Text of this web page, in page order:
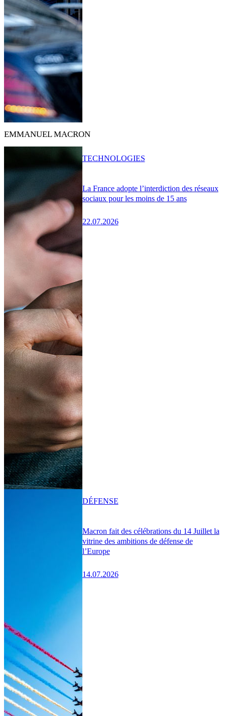
EMMANUEL MACRON
La France adopte l’interdiction des réseaux
sociaux pour les moins de 15 ans
22.07.2026
TECHNOLOGIES
Macron fait des célébrations du 14 Juillet la
vitrine des ambitions de défense de
l’Europe
14.07.2026
DÉFENSE